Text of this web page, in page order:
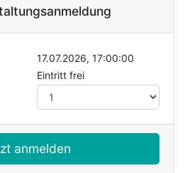
17.07.2026, 17:00:00
Eintritt frei
anmelden